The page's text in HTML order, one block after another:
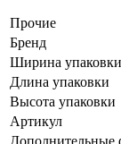
Прочие
Бренд
Ширина упаковки
Длина упаковки
Высота упаковки
Артикул
Дополнительные